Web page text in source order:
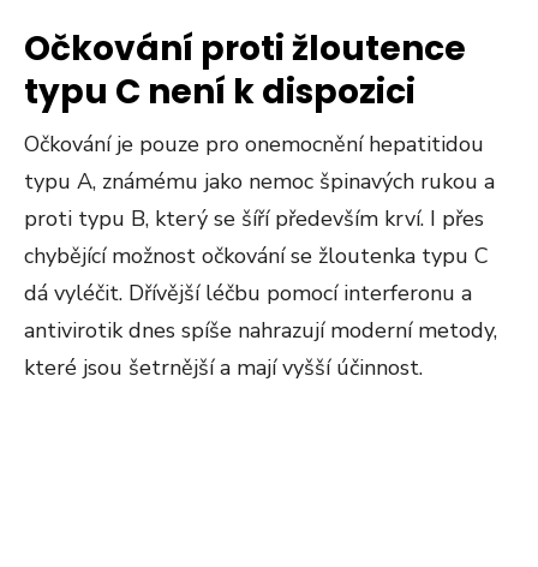
Očkování proti žloutence
typu C není k dispozici
Očkování je pouze pro onemocnění hepatitidou
typu A, známému jako nemoc špinavých rukou a
proti typu B, který se šíří především krví. I přes
chybějící možnost očkování se žloutenka typu C
dá vyléčit. Dřívější léčbu pomocí interferonu a
antivirotik dnes spíše nahrazují moderní metody,
které jsou šetrnější a mají vyšší účinnost.